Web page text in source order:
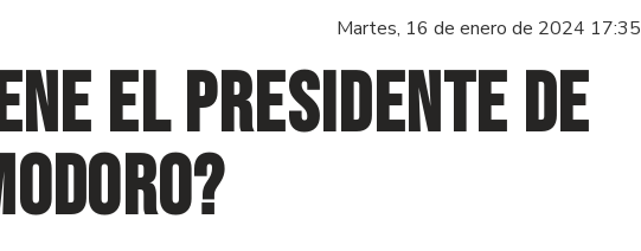
Martes, 16 de enero de 2024 17:35
el presidente de